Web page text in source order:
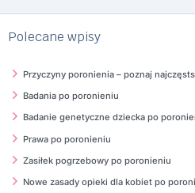
Polecane wpisy
Przyczyny poronienia – poznaj
Badania po poronieniu
Badanie genetyczne dziecka po
Prawa po poronieniu
Zasiłek pogrzebowy po poronieniu
Nowe zasady opieki dla kobiet po